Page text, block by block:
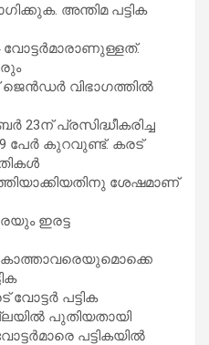
അന്തിമ പട്ടിക
വോട്ടര്‍മാരാണുള്ളത്.
ജെന്‍ഡര്‍ വിഭാഗത്തില്‍
23ന് പ്രസിദ്ധീകരിച്ച
പേര്‍ കുറവുണ്ട്. കരട്
ശേഷമാണ്
ഇരട്ട
വോട്ടര്‍ പട്ടിക
പുതിയതായി
പട്ടികയില്‍